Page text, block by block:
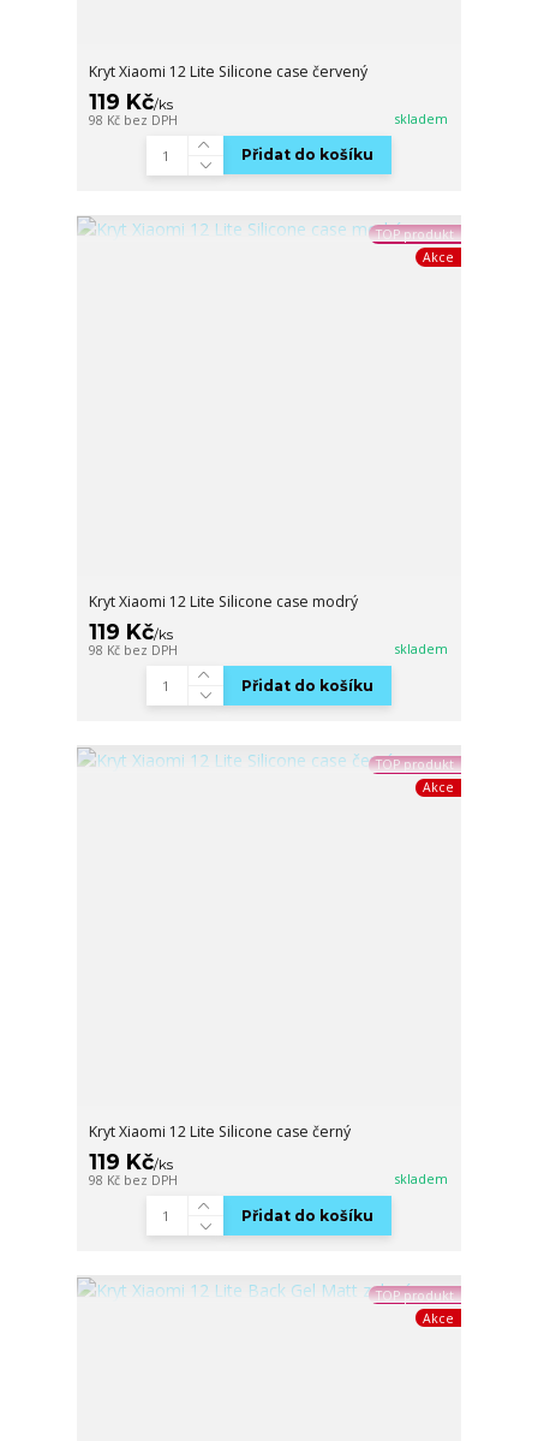
Kryt Xiaomi 12 Lite Silicone case červený
119 Kč/ks
98 Kč bez DPH skladem
Přidat do košíku
TOP produkt
Akce
Kryt Xiaomi 12 Lite Silicone case modrý
119 Kč/ks
98 Kč bez DPH skladem
Přidat do košíku
TOP produkt
Akce
Kryt Xiaomi 12 Lite Silicone case černý
119 Kč/ks
98 Kč bez DPH skladem
Přidat do košíku
TOP produkt
Akce